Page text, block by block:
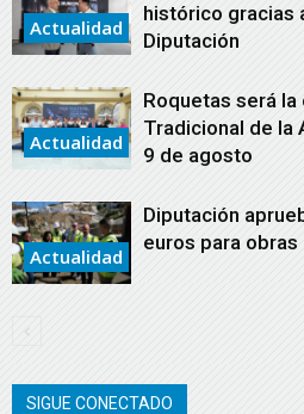
Actualidad
histórico gracias
Diputación
Actualidad
Roquetas será
Tradicional de la
9 de agosto
Actualidad
Diputación
euros para obras
SIGUE CONECTADO